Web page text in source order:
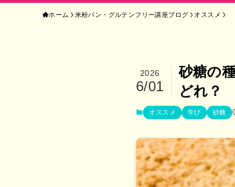
ホーム 米粉パン・グルテンフリー講座ブログ オススメ
砂糖の
どれ？
2026
6/01
オススメ 学び 砂糖